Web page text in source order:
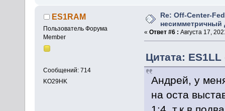
ES1RAM
Пользователь Форума
Member
Сообщений: 714
KO29HK
Re: Off-Center-
несимметричный
« Ответ #6 : Августа 17,
Цитата: ES1LL
Андрей, у
на оста